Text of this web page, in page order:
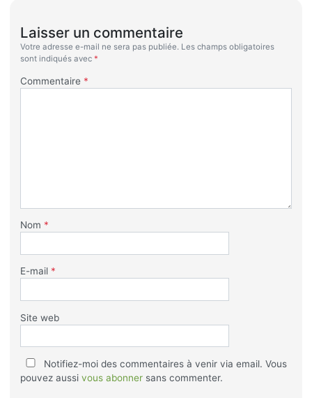
Laisser un commentaire
Votre adresse e-mail ne sera pas publiée. Les champs obligatoires
sont indiqués avec *
Commentaire *
Nom *
E-mail *
Site web
Notifiez-moi des commentaires à venir via email. Vous
pouvez aussi vous abonnersans commenter.